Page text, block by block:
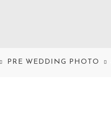
PRE WEDDING PHOTO